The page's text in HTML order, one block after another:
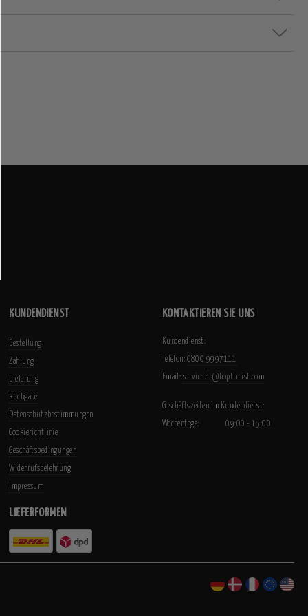
KUNDENDIENST
Bestellung
Zahlung
Lieferung
Rückgabe
Datenschutzbestimmungen
Cookierichtlinie
Geschäftsbedingungen
Widerrufsbelehrung
Impressum
KONTAKTIEREN SIE UNS
Kundendienst:
Telefon: 0800 9997111
Email: service.de@hoptimist.com
Geschäftszeiten im Kundendienst:
Wochentage:
09:00 - 15:00
LIEFERFORMEN